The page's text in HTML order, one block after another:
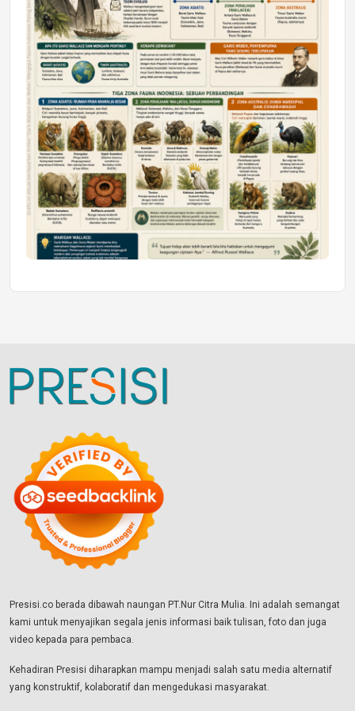
Presisi.co berada dibawah naungan PT.Nur Citra Mulia. Ini adalah semangat
kami untuk menyajikan segala jenis informasi baik tulisan, foto dan juga
video kepada para pembaca.
Kehadiran Presisi diharapkan mampu menjadi salah satu media alternatif
yang konstruktif, kolaboratif dan mengedukasi masyarakat.